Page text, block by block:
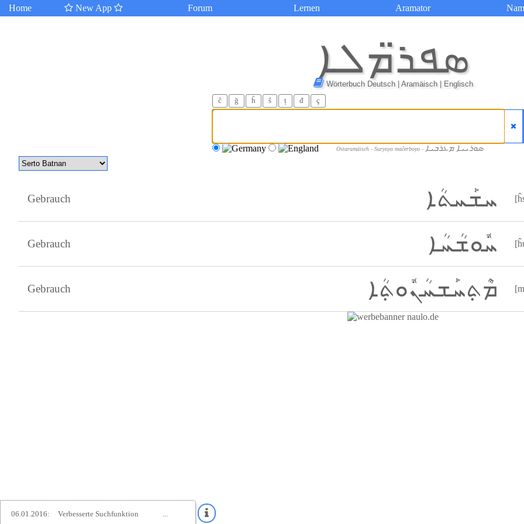
Home New App Forum Lernen Aramator
ܣܦܪ̈ܡܠܐ
Wörterbuch Deutsch | Aramäisch | Englisch
ĉ ğ ĥ ŝ ț đ ç
Ostaramäisch - Suryoyo maĉerboyo - ܣܘܪܝܝܐ ܡܥܪܒܝܐ
Gebrauch ܚܫܰܚܬܳܐ
Gebrauch ܚܽܘܫܳܚܳܐ
Gebrauch ܡܶܬ݂ܚܰܫܚܳܢܽܘܬ݂ܳܐ
06.01.2016: Verbesserte Suchfunktion ...